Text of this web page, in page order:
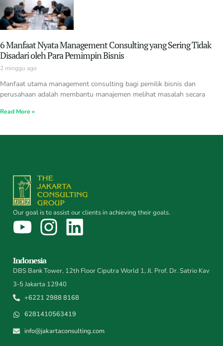
6 Manfaat Nyata Management Consulting yang Sering Tidak
Disadari oleh Para Pemimpin Bisnis
2 minggu ago
Manfaat utama management consulting bagi pemilik bisnis dan
perusahaan adalah membantu manajemen melihat masalah secara
Read More »
Our goal is to assist our clients in achieving their goals.
Indonesia
DBS Bank Tower, 12th Floor Ciputra World 1, Jl. Prof. Dr. Satrio Kav
3-5 Jakarta 12940
+6221 2988 8168
6281410563419
info@jakartaconsulting.com